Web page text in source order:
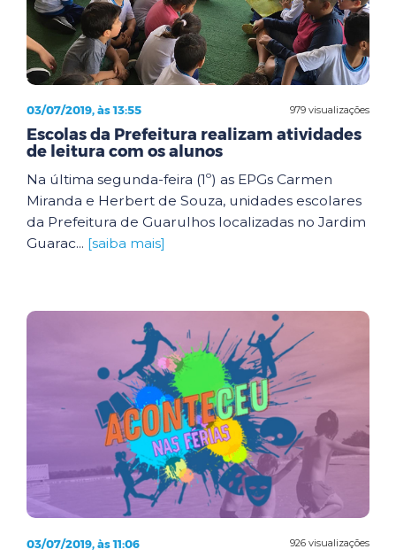
979 visualizações
03/07/2019, às 13:55
Escolas da Prefeitura realizam atividades
de leitura com os alunos
Na última segunda-feira (1º) as EPGs Carmen
Miranda e Herbert de Souza, unidades escolares
da Prefeitura de Guarulhos localizadas no Jardim
Guarac... [saiba mais]
926 visualizações
03/07/2019, às 11:06